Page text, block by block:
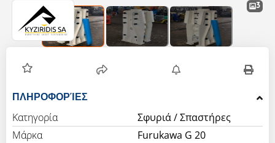
3
ΠΛΗΡΟΦΟΡΊΕΣ
Κατηγορία
Σφυριά / Σπαστήρες
Μάρκα
Furukawa G 20